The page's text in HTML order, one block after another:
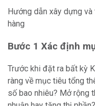
Hướng dẫn xây dựng và
hàng
Bước 1 Xác định
Trước khi đặt ra bất kỳ
ràng về mục tiêu tổng
số bao nhiêu? Mở rộng